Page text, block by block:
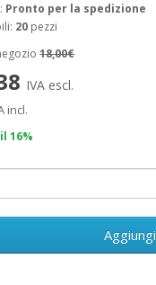
Pronto per la spedizione
20 pezzi
18,00€
IVA escl.
incl.
16%
Aggiungi